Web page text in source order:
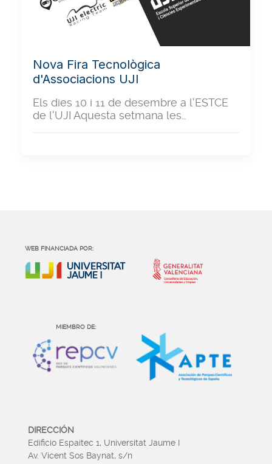
Nova Fira Tecnològica
d'Associacions UJI
Els dies 10 i 11 de desembre a l'ESTCE
de l'UJI Aquesta setmana les…
WEB FINANCIADA POR:
MIEMBRO DE:
DIRECCIÓN
Edificio Espaitec 1, Universitat Jaume I
Av. Vicent Sos Baynat, s/n